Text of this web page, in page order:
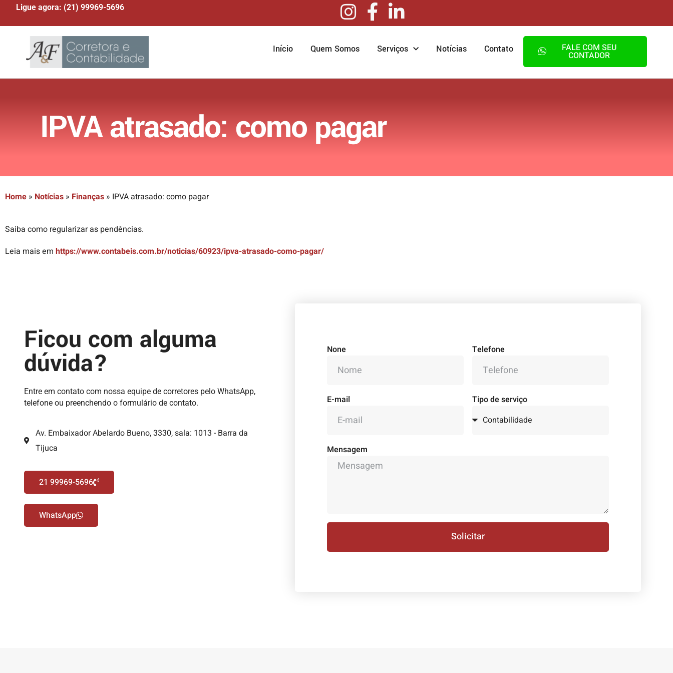
Ligue agora: (21) 99969-5696
Início Quem Somos Serviços Notícias Contato FALE COM SEU
CONTADOR
IPVA atrasado: como pagar
Home » Notícias » Finanças » IPVA atrasado: como pagar
Saiba como regularizar as pendências.
Leia mais em https://www.contabeis.com.br/noticias/60923/ipva-atrasado-como-pagar/
Ficou com alguma
dúvida?
Entre em contato com nossa equipe de corretores pelo WhatsApp,
telefone ou preenchendo o formulário de contato.
Av. Embaixador Abelardo Bueno, 3330, sala: 1013 - Barra da
Tijuca
21 99969-5696
WhatsApp
None Telefone
E-mail Tipo de serviço
Mensagem
Solicitar